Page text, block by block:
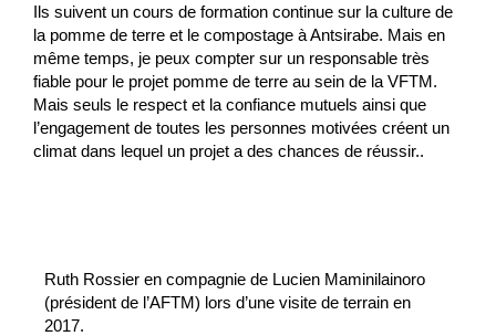
Ils suivent un cours de formation continue sur la culture de
la pomme de terre et le compostage à Antsirabe. Mais en
même temps, je peux compter sur un responsable très
fiable pour le projet pomme de terre au sein de la VFTM.
Mais seuls le respect et la confiance mutuels ainsi que
l’engagement de toutes les personnes motivées créent un
climat dans lequel un projet a des chances de réussir..
Ruth Rossier en compagnie de Lucien Maminilainoro
(président de l’AFTM) lors d’une visite de terrain en
2017.